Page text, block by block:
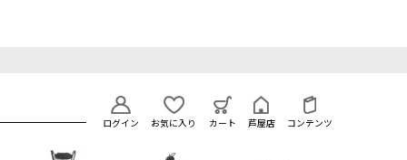
ログイン お気に入り カート 芦屋店 コンテンツ